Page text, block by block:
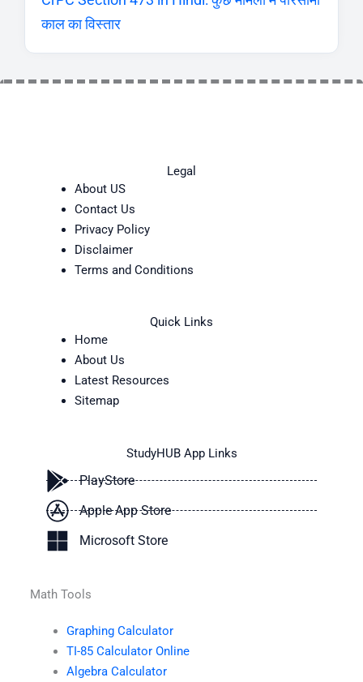
काल का विस्तार
Legal
About US
Contact Us
Privacy Policy
Disclaimer
Terms and Conditions
Quick Links
Home
About Us
Latest Resources
Sitemap
StudyHUB App Links
PlayStore
Apple App Store
Microsoft Store
Math Tools
Graphing Calculator
TI-85 Calculator Online
Algebra Calculator